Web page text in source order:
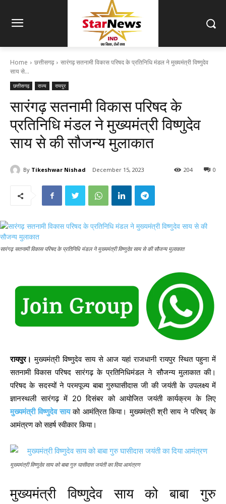
Home छत्तीसगढ़
सारंगढ़ सतनामी विकास परिषद के प्रतिनिधि मंडल ने मुख्यमंत्री विष्णुदेव
साय से...
छत्तीसगढ़ राज्य रायपुर
सारंगढ़ सतनामी विकास परिषद के
प्रतिनिधि मंडल ने मुख्यमंत्री विष्णुदेव
साय से की सौजन्य मुलाकात
By Tikeshwar Nishad December 15, 2023 0
204
सारंगढ़ सतनामी विकास परिषद के प्रतिनिधि मंडल ने मुख्यमंत्री विष्णुदेव साय से की सौजन्य मुलाकात
रायपुर। मुख्यमंत्री विष्णुदेव साय से आज यहां राजधानी रायपुर स्थित पहुना में
सतनामी विकास परिषद सारंगढ़ के प्रतिनिधिमंडल ने सौजन्य मुलाकात की।
परिषद के सदस्यों ने परमपूज्य बाबा गुरुघासीदास जी की जयंती के उपलक्ष्य में
ज्ञानस्थली सारंगढ़ में 20 दिसंबर को आयोजित जयंती कार्यक्रम के लिए
मुख्यमंत्री विष्णुदेव सायको आमंत्रित किया। मुख्यमंत्री श्री साय ने परिषद् के
आमंत्रण को सहर्ष स्वीकार किया।
मुख्यमंत्री विष्णुदेव साय को बाबा गुरु घासीदास जयंती का दिया आमंत्रण
मुख्यमंत्री विष्णुदेव साय को बाबा गुरु